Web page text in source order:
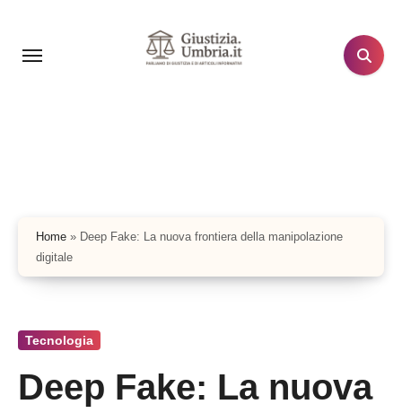
contenuto
Home » Deep Fake: La nuova frontiera della manipolazione
digitale
Tecnologia
Deep Fake: La nuova